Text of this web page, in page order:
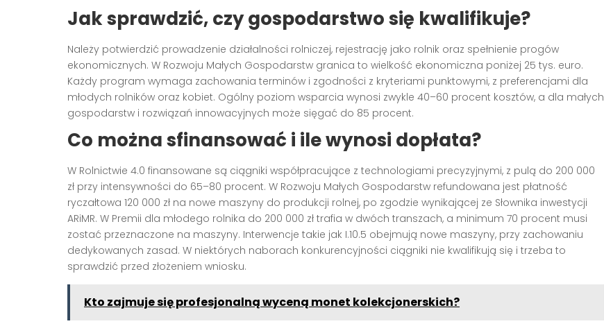
Jak sprawdzić, czy gospodarstwo się kwalifikuje?
Należy potwierdzić prowadzenie działalności rolniczej, rejestrację jako rolnik oraz spełnienie progów
ekonomicznych. W Rozwoju Małych Gospodarstw granica to wielkość ekonomiczna poniżej 25 tys. euro.
Każdy program wymaga zachowania terminów i zgodności z kryteriami punktowymi, z preferencjami dla
młodych rolników oraz kobiet. Ogólny poziom wsparcia wynosi zwykle 40–60 procent kosztów, a dla małych
gospodarstw i rozwiązań innowacyjnych może sięgać do 85 procent.
Co można sfinansować i ile wynosi dopłata?
W Rolnictwie 4.0 finansowane są ciągniki współpracujące z technologiami precyzyjnymi, z pulą do 200 000
zł przy intensywności do 65–80 procent. W Rozwoju Małych Gospodarstw refundowana jest płatność
ryczałtowa 120 000 zł na nowe maszyny do produkcji rolnej, po zgodzie wynikającej ze Słownika inwestycji
ARiMR. W Premii dla młodego rolnika do 200 000 zł trafia w dwóch transzach, a minimum 70 procent musi
zostać przeznaczone na maszyny. Interwencje takie jak I.10.5 obejmują nowe maszyny, przy zachowaniu
dedykowanych zasad. W niektórych naborach konkurencyjności ciągniki nie kwalifikują się i trzeba to
sprawdzić przed złożeniem wniosku.
Kto zajmuje się profesjonalną wyceną monet kolekcjonerskich?